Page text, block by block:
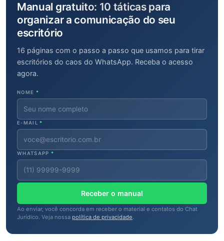
Manual gratuito: 10 táticas para
organizar a comunicação do seu
escritório
16 páginas com o passo a passo que usamos para tirar
escritórios do caos do WhatsApp. Receba o acesso
agora.
NOME *
E-MAIL *
WHATSAPP *
Receber o manual
Ao enviar, você concorda em receber o material e contatos do Chat
Jurídico. Veja nossa política de privacidade.